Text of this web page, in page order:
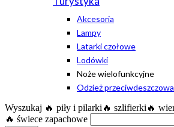
Akcesoria
Lampy
Latarki czołowe
Lodówki
Noże wielofunkcyjne
Odzież przeciwdeszczowa
Wyszukaj 🔥 piły i pilarki 🔥 szlifierki 🔥
🔥 świece zapachowe